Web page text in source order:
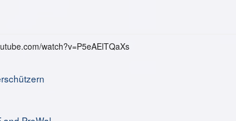
watch?v=P5eAElTQaXs